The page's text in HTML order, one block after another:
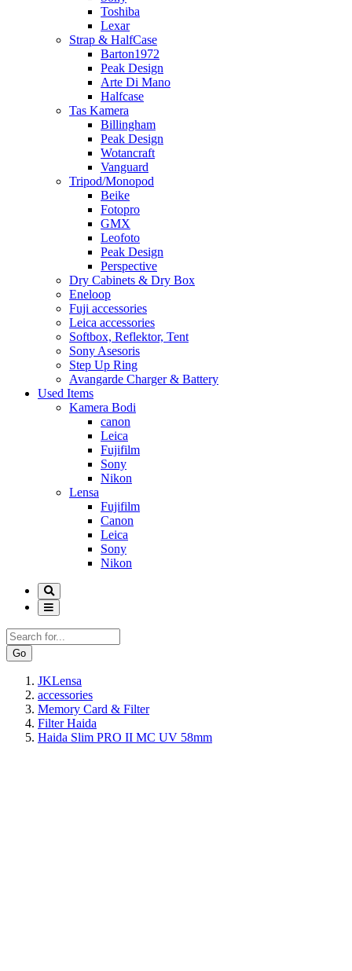
Toshiba
Lexar
Strap & HalfCase
Barton1972
Peak Design
Arte Di Mano
Halfcase
Tas Kamera
Billingham
Peak Design
Wotancraft
Vanguard
Tripod/Monopod
Beike
Fotopro
GMX
Leofoto
Peak Design
Perspective
Dry Cabinets & Dry Box
Eneloop
Fuji accessories
Leica accessories
Softbox, Reflektor, Tent
Sony Asesoris
Step Up Ring
Avangarde Charger & Battery
Used Items
Kamera Bodi
canon
Leica
Fujifilm
Sony
Nikon
Lensa
Fujifilm
Canon
Leica
Sony
Nikon
Search
Breadcrumb
JKLensa
accessories
Memory Card & Filter
Filter Haida
Haida Slim PRO II MC UV 58mm